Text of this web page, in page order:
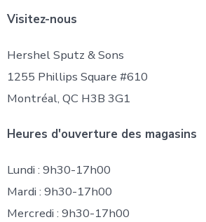
Visitez-nous
Hershel Sputz & Sons
1255 Phillips Square #610
Montréal, QC H3B 3G1
Heures d'ouverture des magasins
Lundi : 9h30-17h00
Mardi : 9h30-17h00
Mercredi : 9h30-17h00